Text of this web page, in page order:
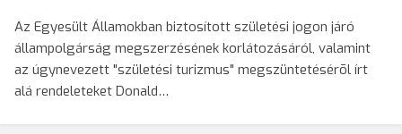
Az Egyesült Államokban biztosított születési jogon járó
állampolgárság megszerzésének korlátozásáról, valamint
az úgynevezett "születési turizmus" megszüntetésérõl írt
alá rendeleteket Donald…